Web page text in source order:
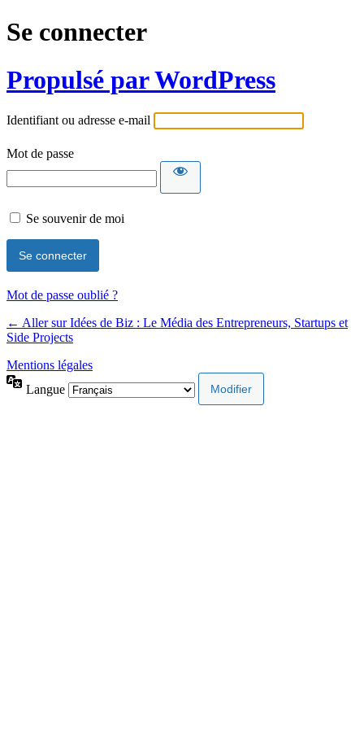
Se connecter
Propulsé par WordPress
Identifiant ou adresse e-mail
Mot de passe
Se souvenir de moi
Mot de passe oublié ?
← Aller sur Idées de Biz : Le Média des Entrepreneurs, Startups et
Side Projects
Mentions légales
Langue